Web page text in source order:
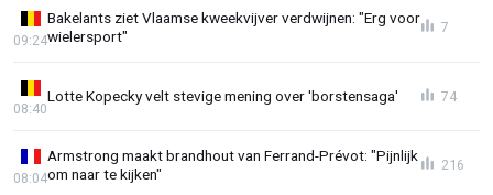
Bakelants ziet Vlaamse kweekvijver verdwijnen: "Erg voor
wielersport"
09:24
7
Lotte Kopecky velt stevige mening over 'borstensaga'
08:40
74
Armstrong maakt brandhout van Ferrand-Prévot: "Pijnlijk
om naar te kijken"
08:04
216